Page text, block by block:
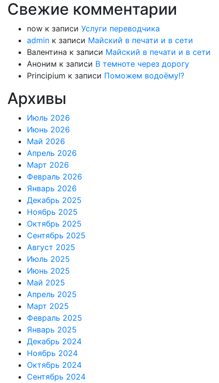
Свежие комментарии
now к записи Услуги переводчика
admin к записи Майский в печати и в сети
Валентина к записи Майский в печати и в сети
Аноним к записи В темноте через дорогу
Principium к записи Поможем водоёму!?
Архивы
Июль 2026
Июнь 2026
Май 2026
Апрель 2026
Март 2026
Февраль 2026
Январь 2026
Декабрь 2025
Ноябрь 2025
Октябрь 2025
Сентябрь 2025
Август 2025
Июль 2025
Июнь 2025
Май 2025
Апрель 2025
Март 2025
Февраль 2025
Январь 2025
Декабрь 2024
Ноябрь 2024
Октябрь 2024
Сентябрь 2024